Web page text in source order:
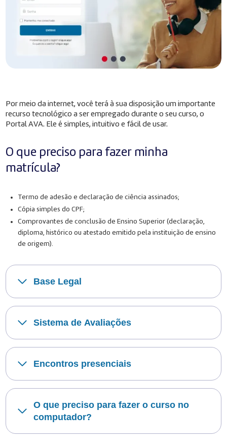
Por meio da internet, você terá à sua disposição um importante
recurso tecnológico a ser empregado durante o seu curso, o
Portal AVA. Ele é simples, intuitivo e fácil de usar.
O que preciso para fazer minha
matrícula?
Termo de adesão e declaração de ciência assinados;
Cópia simples do CPF;
Comprovantes de conclusão de Ensino Superior (declaração,
diploma, histórico ou atestado emitido pela instituição de ensino
de origem).
Base Legal
Sistema de Avaliações
Encontros presenciais
O que preciso para fazer o curso no
computador?